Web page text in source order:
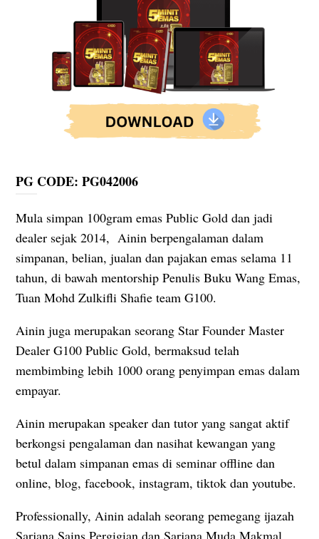
PG CODE: PG042006
Mula simpan 100gram emas Public Gold dan jadi
dealer sejak 2014, Ainin berpengalaman dalam
simpanan, belian, jualan dan pajakan emas selama 11
tahun, di bawah mentorship Penulis Buku Wang Emas,
Tuan Mohd Zulkifli Shafie team G100.
Ainin juga merupakan seorang Star Founder Master
Dealer G100 Public Gold, bermaksud telah
membimbing lebih 1000 orang penyimpan emas dalam
empayar.
Ainin merupakan speaker dan tutor yang sangat aktif
berkongsi pengalaman dan nasihat kewangan yang
betul dalam simpanan emas di seminar offline dan
online, blog, facebook, instagram, tiktok dan youtube.
Professionally, Ainin adalah seorang pemegang ijazah
Sarjana Sains Pergigian dan Sarjana Muda Makmal